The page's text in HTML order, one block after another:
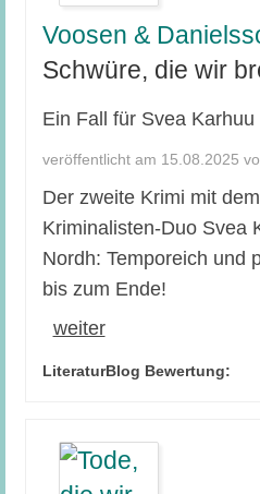
Voosen &
Schwüre, die wir
Ein Fall für Svea
veröffentlicht am 15.08.2025
Der zweite Krimi mit
Kriminalisten-Duo Svea
Nordh: Temporeich und
bis zum Ende!
weiter
LiteraturBlog Bewertung: